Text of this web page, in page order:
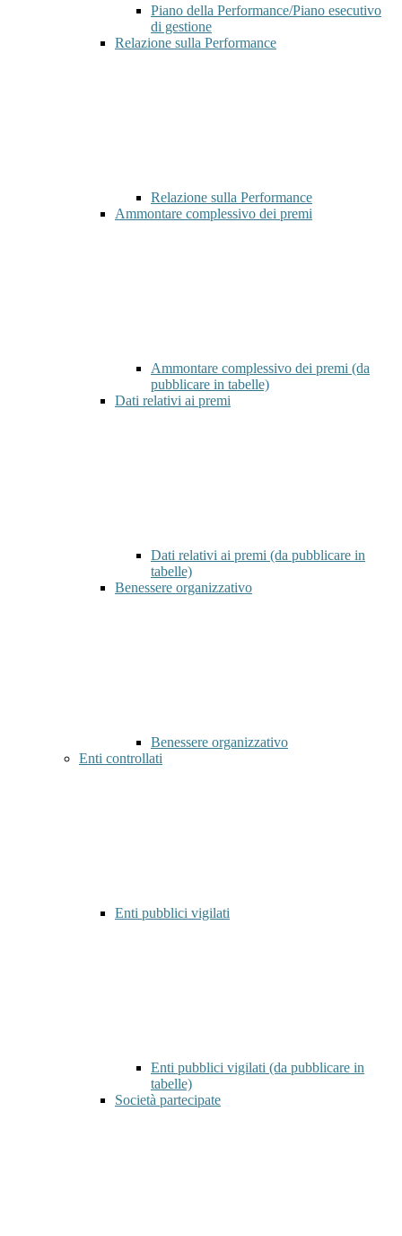
Piano della Performance/Piano esecutivo
di gestione
Relazione sulla Performance
Relazione sulla Performance
Ammontare complessivo dei premi
Ammontare complessivo dei premi (da
pubblicare in tabelle)
Dati relativi ai premi
Dati relativi ai premi (da pubblicare in
tabelle)
Benessere organizzativo
Benessere organizzativo
Enti controllati
Enti pubblici vigilati
Enti pubblici vigilati (da pubblicare in
tabelle)
Società partecipate